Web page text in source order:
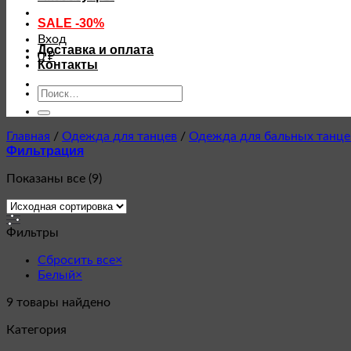
Вход
0₽
SALE -30%
Доставка и оплата
Контакты
Искать:
Главная / Одежда для танцев / Одежда для бальных
Фильтрация
Показаны все (9)
Фильтры
Сбросить все×
Белый×
9 товары найдено
Категория